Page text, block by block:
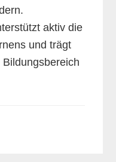
aktiv die
und trägt